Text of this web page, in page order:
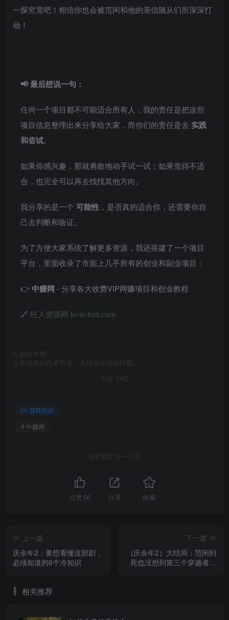
一探究竟吧！相信你也会被范闲和他的亲信随从们所深深打
动！
📢 最后想说一句：
任何一个项目都不可能适合所有人，我的责任是把这些
项目信息整理出来分享给大家，而你们的责任是去 实践
和尝试。
如果你感兴趣，那就勇敢地动手试一试；如果觉得不适
合，也完全可以再去找找其他方向。
我分享的是一个 可能性 ，是否真的适合你，还需要你自
己去判断和验证。
为了方便大家系统了解更多资源，我还搭建了一个项目
平台，里面收录了市面上几乎所有的创业和副业项目：
👉 中赚网 - 分享各大收费VIP网赚项目和创业教程
🔗 狂人资源网 kr-ai-tool.com
版权声明
文章版权归作者所有，未经允许请勿转载。
THE END
百科知识
# 中赚网
喜欢就支持一下吧
点赞 56 分享 收藏
上一篇
​庆余年2：要想看懂这部剧，
必须知道的6个冷知识
下一篇
(庆余年2）大结局：范闲到
死也没想到第三个穿越者竟
相关推荐